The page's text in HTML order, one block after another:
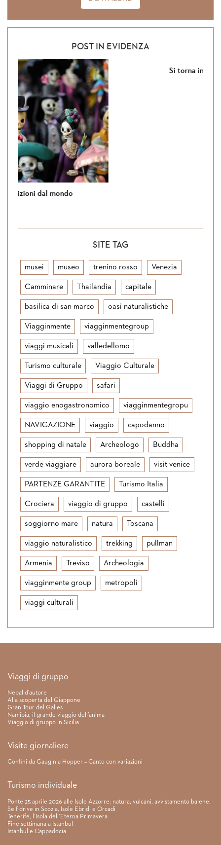
POST IN EVIDENZA
dal mondo
SITE TAG
musei museo trenino rosso Venezia
Camminare Thailandia capitale
basilica di san marco oasi naturalistiche
Viagginmente viagginmentegroup
viaggi musicali valledellomo
Turismo culturale Viaggio Culturale
Viaggi di Gruppo safari
viaggio enogastronomico viagginmentegropu
NAVIGAZIONE viaggio capodanno
shopping di natale Archeologo Buddha
verde viaggiare aurora boreale visit venice
PARTENZE GARANTITE Turismo Italia
Crociera viaggio di gruppo castelli
soggiorno mare natura Toscana
viaggio naturalistico trekking pullman
Armenia Treviso Archeologia
viagginmente group metropoli
viaggi culturali
Link rapidi
Viaggi di gruppo
Nepal d’autore
Alla scoperta del Giappone
Gran Tour del Galles
Namibia, il grande viaggio dell’anima
Viaggio di gruppo in Sicilia
Visite giornaliere
Confini da Gaugin a Hopper – Canto con variazioni
Turismo individuale
Ponte 25 aprile 2026 alle Isole Azzorre: natura, vulcani, avvistamento balene.
Self drive in Scozia, Isole Ebridi e Orcadi
Tenerife, l’Isola dell’Eterna Primavera
Fine settimana a Istanbul
Istanbul e Cappadocia